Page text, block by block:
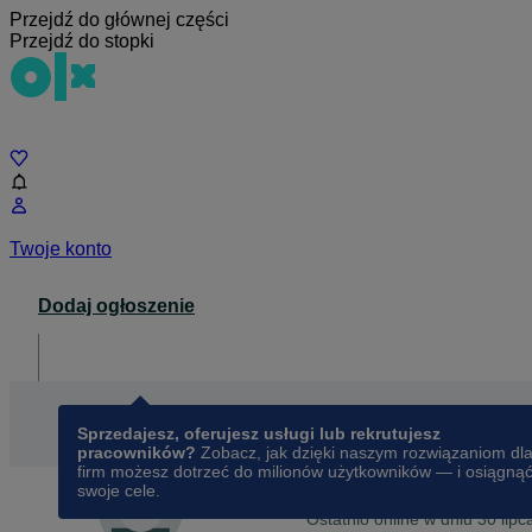
Przejdź do głównej części
Przejdź do stopki
Twoje konto
Dodaj ogłoszenie
Sprzedajesz, oferujesz usługi lub rekrutujesz
pracowników? Zobacz, jak dzięki naszym rozwiązaniom dla
firm możesz dotrzeć do milionów użytkowników — i osiągnąć
swoje cele.
Ostatnio online w dniu 30